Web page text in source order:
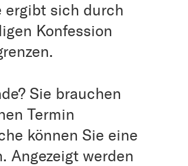
ergibt sich durch
Konfession
Sie brauchen
Termin
können Sie eine
Angezeigt werden